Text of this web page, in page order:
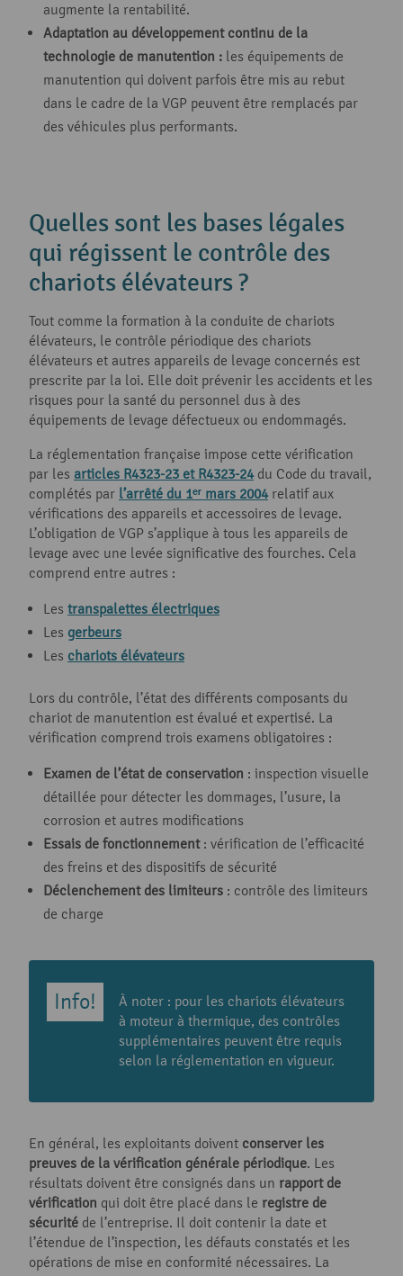
augmente la rentabilité.
Adaptation au développement continu de la
technologie de manutention : les équipements de
manutention qui doivent parfois être mis au rebut
dans le cadre de la VGP peuvent être remplacés par
des véhicules plus performants.
Quelles sont les bases légales
qui régissent le contrôle des
chariots élévateurs ?
Tout comme la formation à la conduite de chariots
élévateurs, le contrôle périodique des chariots
élévateurs et autres appareils de levage concernés est
prescrite par la loi. Elle doit prévenir les accidents et les
risques pour la santé du personnel dus à des
équipements de levage défectueux ou endommagés.
La réglementation française impose cette vérification
par les articles R4323-23 et R4323-24du Code du travail,
complétés par l’arrêté du 1ᵉʳ mars 2004relatif aux
vérifications des appareils et accessoires de levage.
L’obligation de VGP s’applique à tous les appareils de
levage avec une levée significative des fourches. Cela
comprend entre autres :
Les transpalettes électriques
Les gerbeurs
Les chariots élévateurs
Lors du contrôle, l’état des différents composants du
chariot de manutention est évalué et expertisé. La
vérification comprend trois examens obligatoires :
Examen de l’état de conservation : inspection visuelle
détaillée pour détecter les dommages, l’usure, la
corrosion et autres modifications
Essais de fonctionnement: vérification de l’efficacité
des freins et des dispositifs de sécurité
Déclenchement des limiteurs : contrôle des limiteurs
de charge
À noter : pour les chariots élévateurs
à moteur à thermique, des contrôles
supplémentaires peuvent être requis
selon la réglementation en vigueur.
En général, les exploitants doivent conserver les
preuves de la vérification générale périodique. Les
résultats doivent être consignés dans un rapport de
vérification qui doit être placé dans le registre de
sécurité de l’entreprise. Il doit contenir la date et
l’étendue de l’inspection, les défauts constatés et les
opérations de mise en conformité nécessaires. La